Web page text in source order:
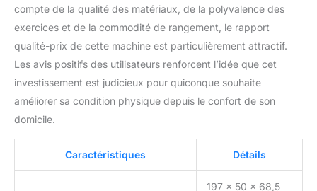
compte de la qualité des matériaux, de la polyvalence des
exercices et de la commodité de rangement, le rapport
qualité-prix de cette machine est particulièrement attractif.
Les avis positifs des utilisateurs renforcent l’idée que cet
investissement est judicieux pour quiconque souhaite
améliorer sa condition physique depuis le confort de son
domicile.
Caractéristiques Détails
197 x 50 x 68,5